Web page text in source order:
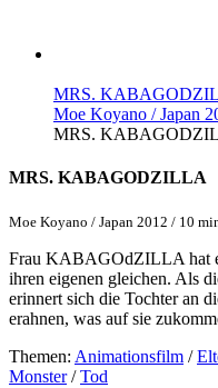
MRS.
Moe Koyano / Japan
MRS.
MRS. KABAGODZILLA
Moe Koyano / Japan 2012 / 10
Frau KABAGOdZILLA hat
ihren eigenen gleichen. Als
erinnert sich die Tochter an
erahnen, was auf sie
Themen: Animationsfilm /
Monster/Tod